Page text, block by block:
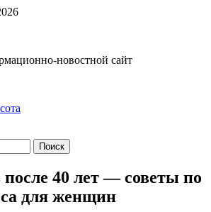
новостной сайт
после 40 лет — советы по
для женщин